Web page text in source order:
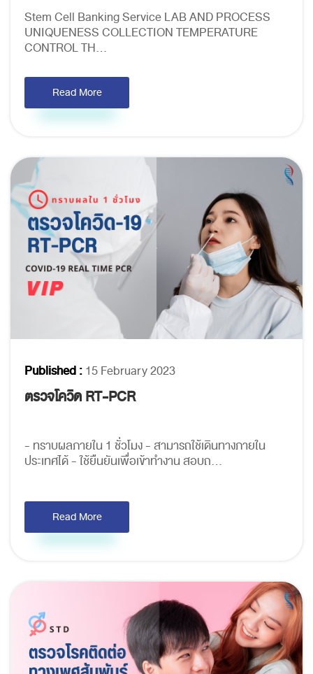
Stem Cell Banking Service LAB AND PROCESS
UNIQUENESS COLLECTION TEMPERATURE
CONTROL TH...
Read More
Published :15 February 2023
ตรวจโควิด RT-PCR
- ทราบผลภายใน 1 ชั่วโมง - สามารถใช้เดินทางภายใน
ประเทศได้ - ใช้ยืนยันเพื่อเข้าทำงาน สอบถ...
Read More